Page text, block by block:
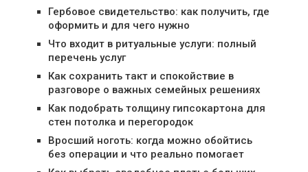
Гербовое свидетельство: как получить, где
оформить и для чего нужно
Что входит в ритуальные услуги: полный
перечень услуг
Как сохранить такт и спокойствие в
разговоре о важных семейных решениях
Как подобрать толщину гипсокартона для
стен потолка и перегородок
Вросший ноготь: когда можно обойтись
без операции и что реально помогает